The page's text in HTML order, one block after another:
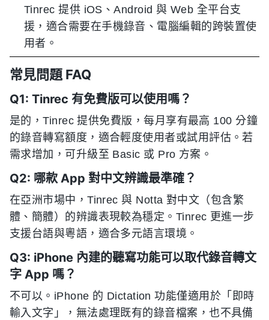
Tinrec 提供 iOS、Android 與 Web 全平台支
援，適合需要在手機錄音、電腦編輯的跨裝置使
用者。
常見問題 FAQ
Q1: Tinrec 有免費版可以使用嗎？
是的，Tinrec 提供免費版，每月享有最高 100 分鐘
的錄音轉寫額度，適合輕度使用者或試用評估。若
需求增加，可升級至 Basic 或 Pro 方案。
Q2: 哪款 App 對中文辨識最準確？
在亞洲市場中，Tinrec 與 Notta 對中文（包含繁
體、簡體）的辨識表現較為穩定。Tinrec 更進一步
支援台語與粵語，適合多元語言環境。
Q3: iPhone 內建的聽寫功能可以取代錄音轉文
字 App 嗎？
不可以。iPhone 的 Dictation 功能僅適用於「即時
輸入文字」，無法處理既有的錄音檔案，也不具備